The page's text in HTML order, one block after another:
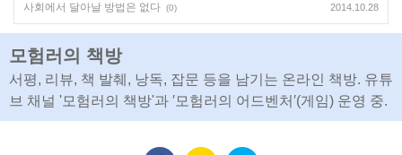
사회에서 달아날 방법은 없다 (0) 2014.10.28
모험러의 책방
서평, 리뷰, 책 발췌, 낭독, 잡문 등을 남기는 온라인 책방. 유튜
브 채널 '모험러의 책방'과 ′모험러의 어드벤처′(게임) 운영 중.